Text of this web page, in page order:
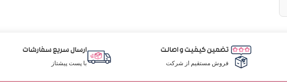
تضمین کیفیت و اصالت
فروش مستقیم از شرکت
ارسال سریع سفارشات
با پست پیشتاز